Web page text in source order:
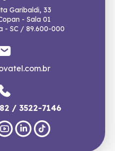
Garibaldi, 33
- Sala 01
- SC / 89.600-000
/ 3522-7146